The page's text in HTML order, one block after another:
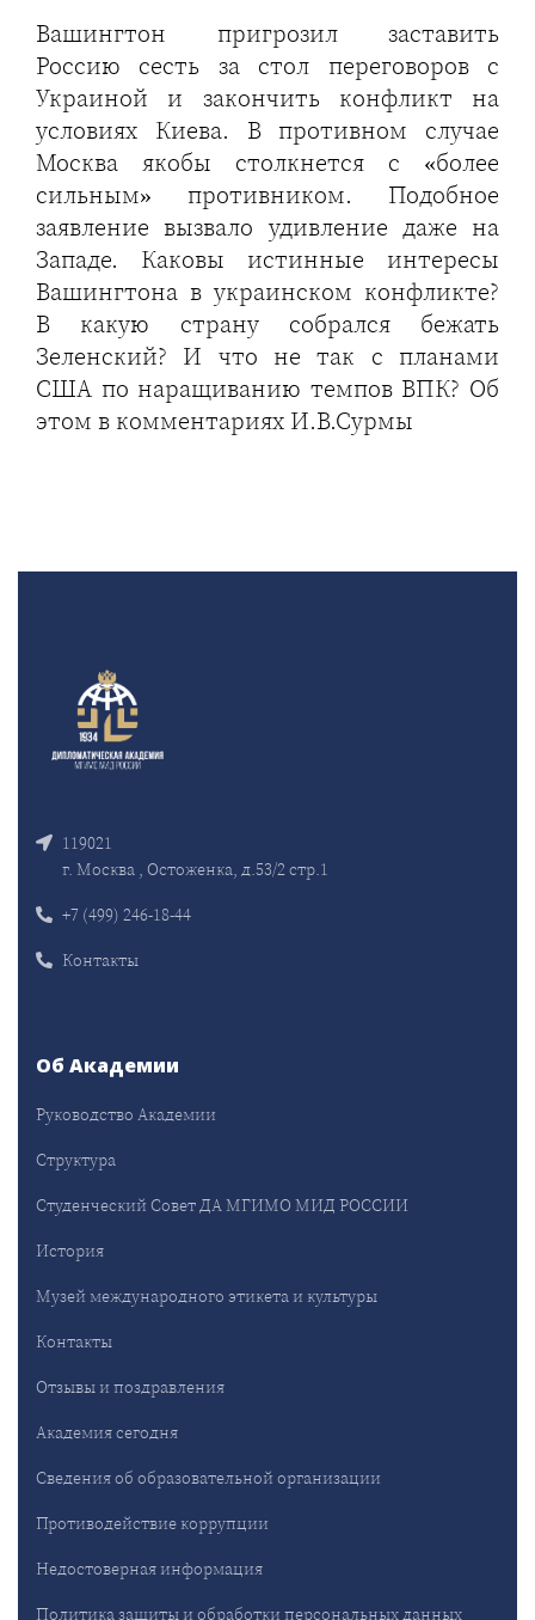
Вашингтон пригрозил заставить
Россию сесть за стол переговоров с
Украиной и закончить конфликт на
условиях Киева. В противном случае
Москва якобы столкнется с «более
сильным» противником. Подобное
заявление вызвало удивление даже на
Западе. Каковы истинные интересы
Вашингтона в украинском конфликте?
В какую страну собрался бежать
Зеленский? И что не так с планами
США по наращиванию темпов ВПК? Об
этом в комментариях И.В.Сурмы
119021
г. Москва , Остоженка, д.53/2 стр.1
+7 (499) 246-18-44
Контакты
Об Академии
Руководство Академии
Структура
Студенческий Совет ДА МГИМО МИД РОССИИ
История
Музей международного этикета и культуры
Контакты
Отзывы и поздравления
Академия сегодня
Сведения об образовательной организации
Противодействие коррупции
Недостоверная информация
Политика защиты и обработки персональных данных